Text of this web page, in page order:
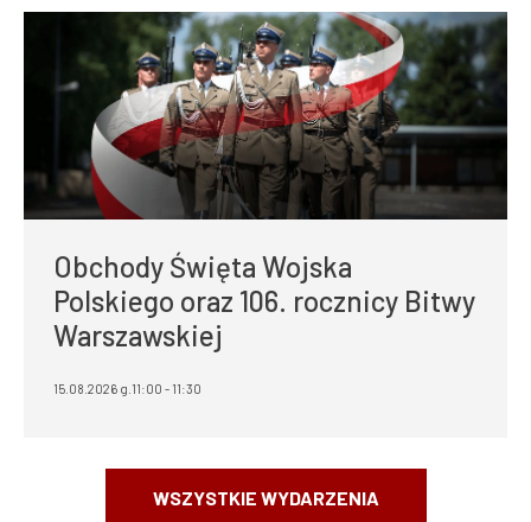
Obchody Święta Wojska
Polskiego oraz 106. rocznicy Bitwy
Warszawskiej
15.08.2026 g.11:00 - 11:30
WSZYSTKIE WYDARZENIA